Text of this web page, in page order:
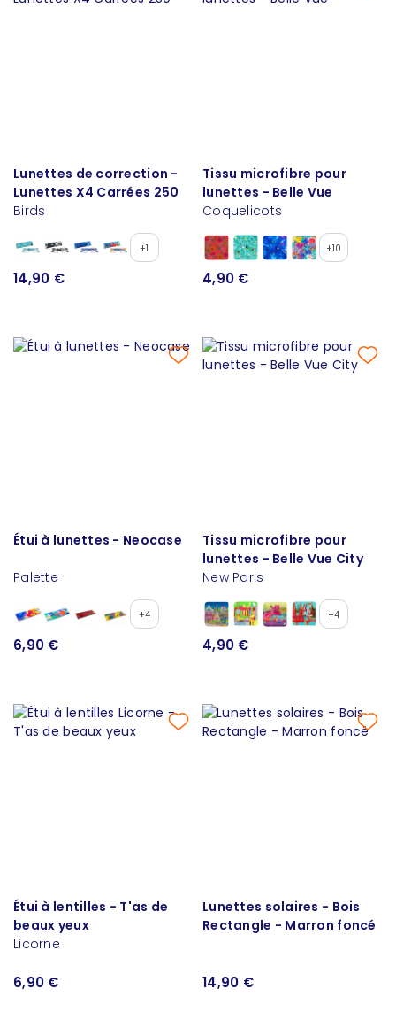
Lunettes de correction -
Lunettes X4 Carrées 250
Birds
+1
14,90 €
Tissu microfibre pour
lunettes - Belle Vue
Coquelicots
+10
4,90 €
Étui à lunettes - Neocase
Palette
+4
6,90 €
Tissu microfibre pour
lunettes - Belle Vue City
New Paris
+4
4,90 €
Étui à lentilles - T'as de
beaux yeux
Licorne
6,90 €
Lunettes solaires - Bois
Rectangle - Marron foncé
14,90 €